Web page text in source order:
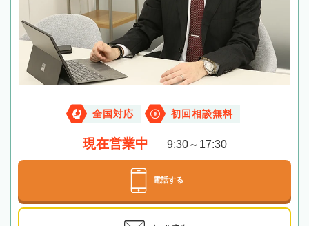
全国対応 初回相談無料
現在営業中 9:30～17:30
電話する